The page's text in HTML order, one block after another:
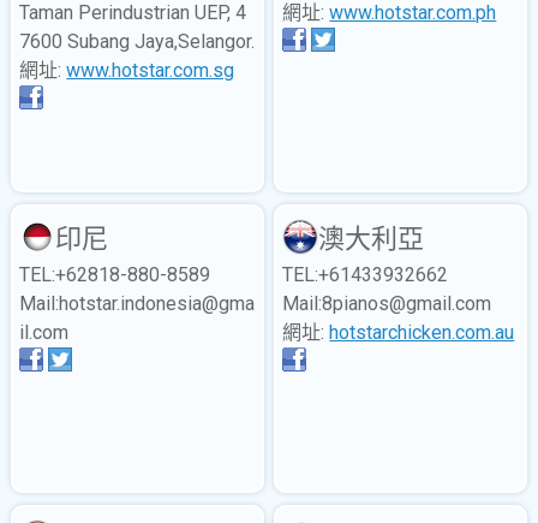
Taman Perindustrian UEP, 4
7600 Subang Jaya,Selangor.
網址:www.hotstar.com.sg
網址:www.hotstar.com.ph
印尼
TEL:+62818-880-8589
Mail:hotstar.indonesia@gma
il.com
澳大利亞
TEL:+61433932662
Mail:8pianos@gmail.com
網址: hotstarchicken.com.au